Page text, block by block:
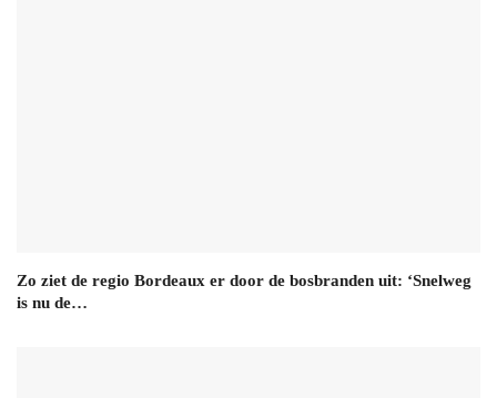
Zo ziet de regio Bordeaux er door de bosbranden uit: ‘Snelweg
is nu de…